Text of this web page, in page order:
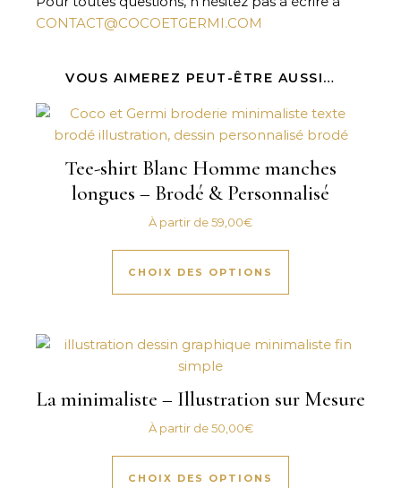
CONTACT@COCOETGERMI.COM
VOUS AIMEREZ PEUT-ÊTRE AUSSI…
Tee-shirt Blanc Homme manches
longues – Brodé & Personnalisé
À partir de59,00€
CHOIX DES OPTIONS
Ce produit a
La minimaliste – Illustration sur Mesure
À partir de50,00€
CHOIX DES OPTIONS
Ce produit a